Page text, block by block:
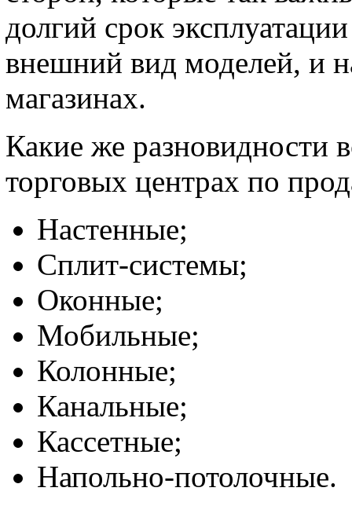
долгий срок
внешний вид моделей, и
магазинах.
Какие же разновидности
торговых центрах по
Настенные;
Сплит-системы;
Оконные;
Мобильные;
Колонные;
Канальные;
Кассетные;
Напольно-потолочные.